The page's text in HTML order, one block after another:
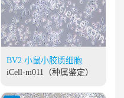
BV2 小鼠小胶质细胞
iCell-m011（种属鉴定）